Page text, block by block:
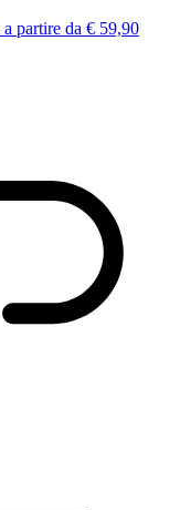
a partire da € 59,90